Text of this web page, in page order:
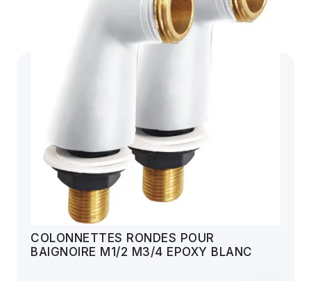
COLONNETTES RONDES POUR
BAIGNOIRE M1/2 M3/4 EPOXY BLANC